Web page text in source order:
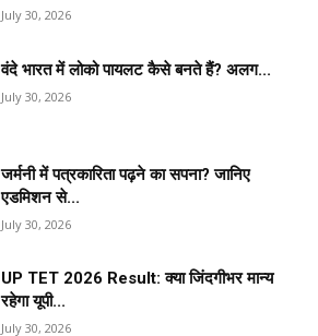
July 30, 2026
वंदे भारत में लोको पायलट कैसे बनते हैं? अलग...
July 30, 2026
जर्मनी में पत्रकारिता पढ़ने का सपना? जानिए
एडमिशन से...
July 30, 2026
UP TET 2026 Result: क्या जिंदगीभर मान्य
रहेगा यूपी...
July 30, 2026